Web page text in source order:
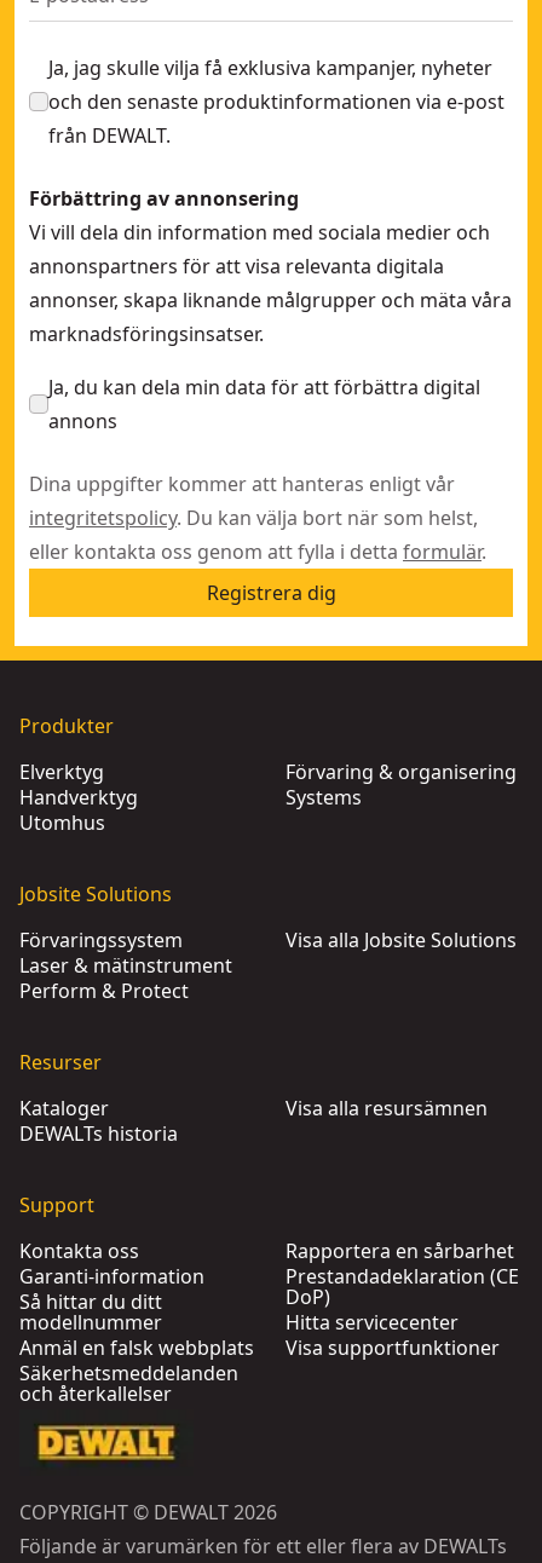
Ja, jag skulle vilja få exklusiva kampanjer, nyheter
och den senaste produktinformationen via e-post
från DEWALT.
Förbättring av annonsering
Vi vill dela din information med sociala medier och
annonspartners för att visa relevanta digitala
annonser, skapa liknande målgrupper och mäta våra
marknadsföringsinsatser.
Ja, du kan dela min data för att förbättra digital
annons
Dina uppgifter kommer att hanteras enligt vår
integritetspolicy. Du kan välja bort när som helst,
eller kontakta oss genom att fylla i detta formulär.
Registrera dig
Produkter
Elverktyg
Handverktyg
Utomhus
Förvaring & organisering
Systems
Jobsite Solutions
Förvaringssystem
Laser & mätinstrument
Perform & Protect
Visa alla Jobsite Solutions
Resurser
Kataloger
DEWALTs historia
Visa alla resursämnen
Support
Kontakta oss
Garanti-information
Så hittar du ditt
modellnummer
Anmäl en falsk webbplats
Säkerhetsmeddelanden
och återkallelser
Rapportera en sårbarhet
Prestandadeklaration (CE
DoP)
Hitta servicecenter
Visa supportfunktioner
COPYRIGHT © DEWALT 2026
Följande är varumärken för ett eller flera av DEWALTs